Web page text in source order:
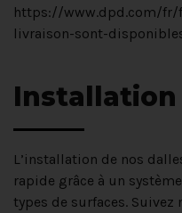
https://www.dpd.com/
livraison-sont-
Installation
L’installation de nos
rapide grâce à un
types de surfaces.